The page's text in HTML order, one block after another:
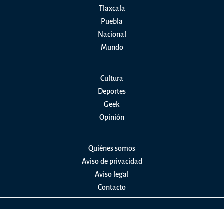
Tlaxcala
Puebla
Nacional
Mundo
Cultura
Deportes
Geek
Opinión
Quiénes somos
Aviso de privacidad
Aviso legal
Contacto